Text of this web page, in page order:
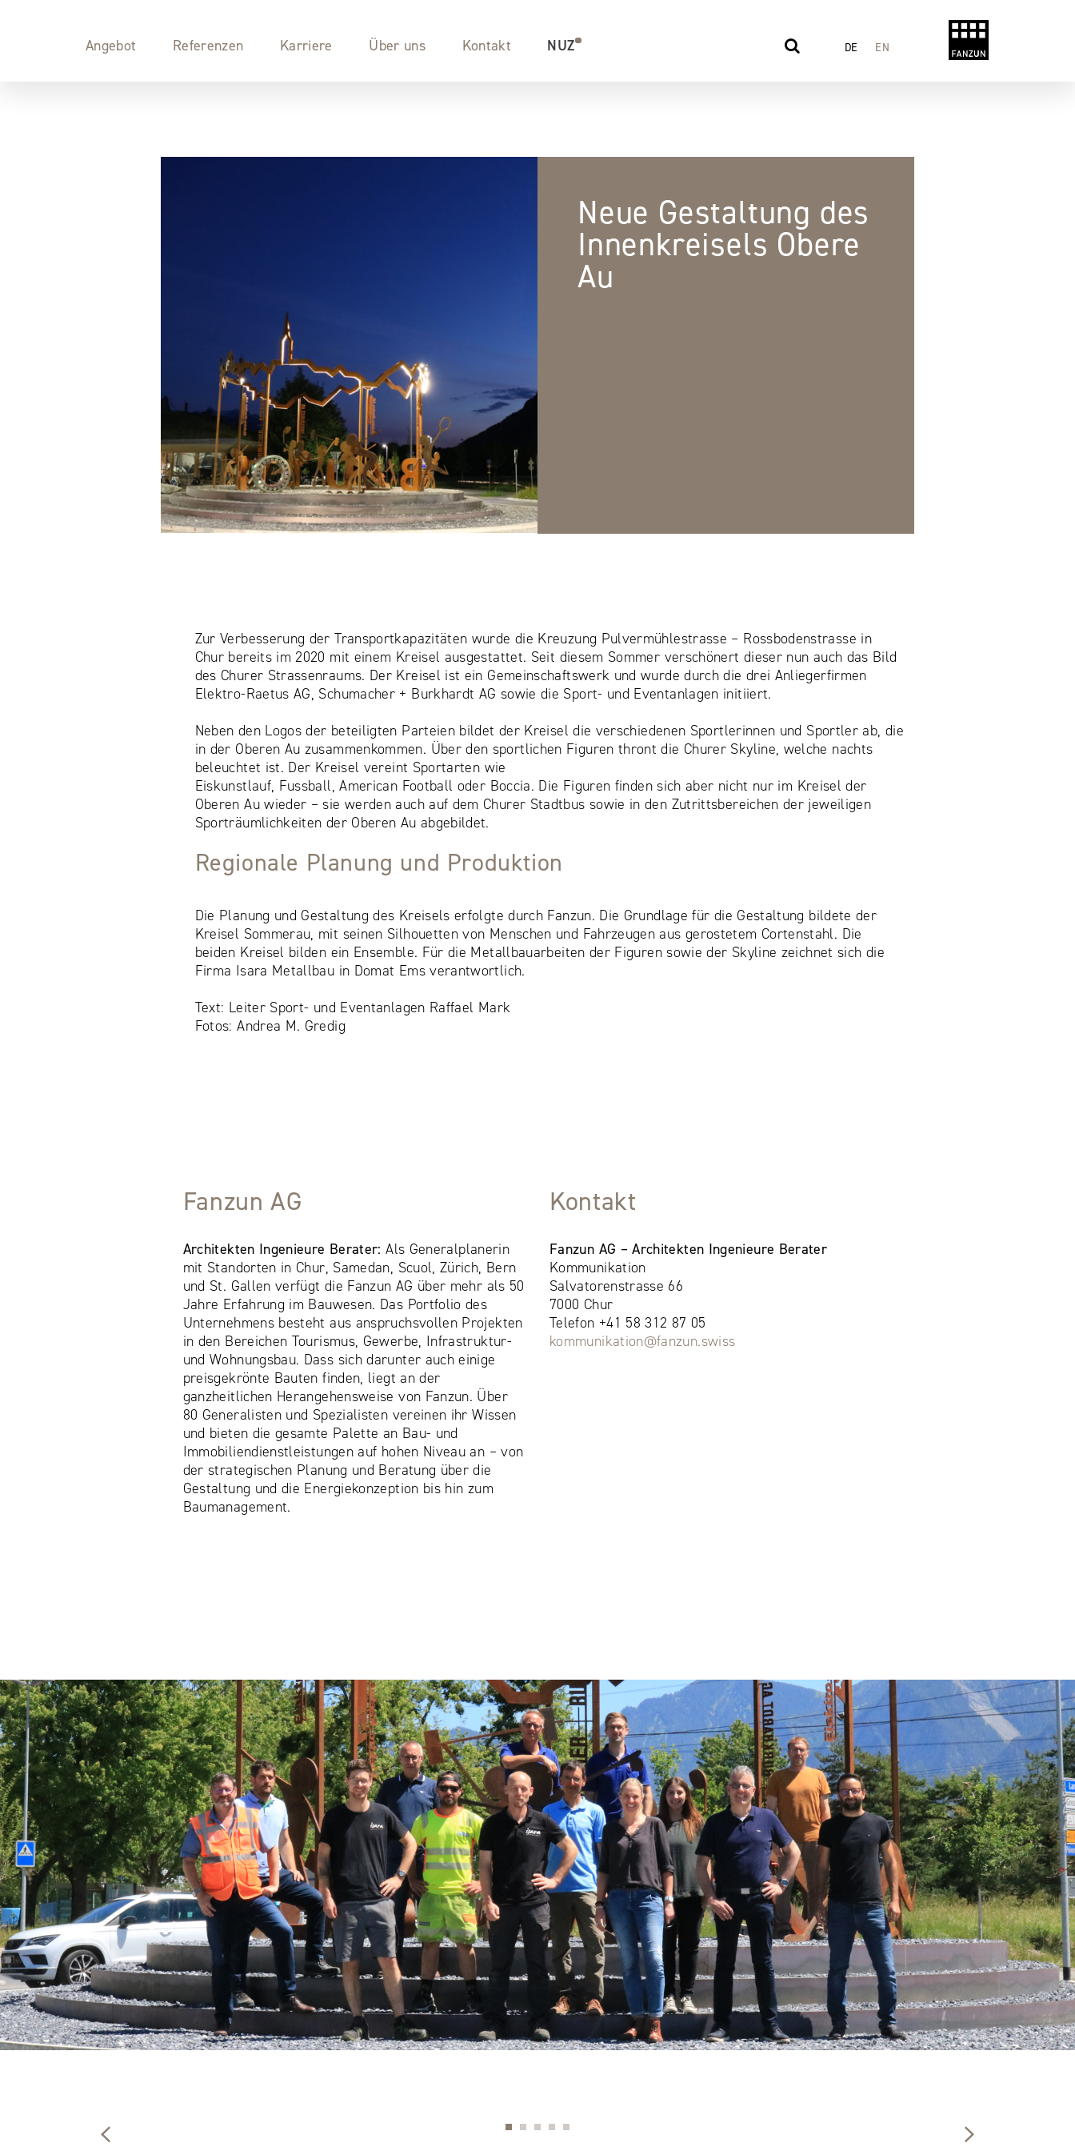
Angebot Referenzen Karriere Über uns Kontakt NUZ DE EN
Neue Gestaltung des
Innenkreisels Obere
Au
Zur Verbesserung der Transportkapazitäten wurde die Kreuzung Pulvermühlestrasse – Rossbodenstrasse in
Chur bereits im 2020 mit einem Kreisel ausgestattet. Seit diesem Sommer verschönert dieser nun auch das Bild
des Churer Strassenraums. Der Kreisel ist ein Gemeinschaftswerk und wurde durch die drei Anliegerfirmen
Elektro-Raetus AG, Schumacher + Burkhardt AG sowie die Sport- und Eventanlagen initiiert.
Neben den Logos der beteiligten Parteien bildet der Kreisel die verschiedenen Sportlerinnen und Sportler ab, die
in der Oberen Au zusammenkommen. Über den sportlichen Figuren thront die Churer Skyline, welche nachts
beleuchtet ist. Der Kreisel vereint Sportarten wie
Eiskunstlauf, Fussball, American Football oder Boccia. Die Figuren finden sich aber nicht nur im Kreisel der
Oberen Au wieder – sie werden auch auf dem Churer Stadtbus sowie in den Zutrittsbereichen der jeweiligen
Sporträumlichkeiten der Oberen Au abgebildet.
Regionale Planung und Produktion
Die Planung und Gestaltung des Kreisels erfolgte durch Fanzun. Die Grundlage für die Gestaltung bildete der
Kreisel Sommerau, mit seinen Silhouetten von Menschen und Fahrzeugen aus gerostetem Cortenstahl. Die
beiden Kreisel bilden ein Ensemble. Für die Metallbauarbeiten der Figuren sowie der Skyline zeichnet sich die
Firma Isara Metallbau in Domat Ems verantwortlich.
Text: Leiter Sport- und Eventanlagen Raffael Mark
Fotos: Andrea M. Gredig
Fanzun AG
Architekten Ingenieure Berater: Als Generalplanerin
mit Standorten in Chur, Samedan, Scuol, Zürich, Bern
und St. Gallen verfügt die Fanzun AG über mehr als 50
Jahre Erfahrung im Bauwesen. Das Portfolio des
Unternehmens besteht aus anspruchsvollen Projekten
in den Bereichen Tourismus, Gewerbe, Infrastruktur-
und Wohnungsbau. Dass sich darunter auch einige
preisgekrönte Bauten finden, liegt an der
ganzheitlichen Herangehensweise von Fanzun. Über
80 Generalisten und Spezialisten vereinen ihr Wissen
und bieten die gesamte Palette an Bau- und
Immobiliendienstleistungen auf hohen Niveau an – von
der strategischen Planung und Beratung über die
Gestaltung und die Energiekonzeption bis hin zum
Baumanagement.
Kontakt
Fanzun AG – Architekten Ingenieure Berater
Kommunikation
Salvatorenstrasse 66
7000 Chur
Telefon +41 58 312 87 05
kommunikation@fanzun.swiss